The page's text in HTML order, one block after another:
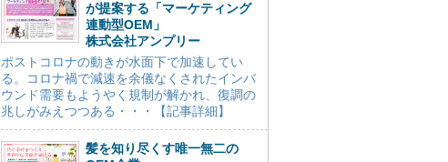
が提案する「マーケティング
連動型OEM」
株式会社アンプリー
ポストコロナの動きが水面下で加速してい
る。コロナ禍で減速を余儀なくされたインバ
ウンド需要もようやく規制が解かれ、復調の
兆しがみえつつある・・・【記事詳細】
髪を知り尽くす唯一無二の